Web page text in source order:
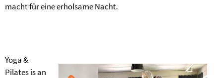
macht für eine erholsame Nacht.
Yoga &
Pilates is an